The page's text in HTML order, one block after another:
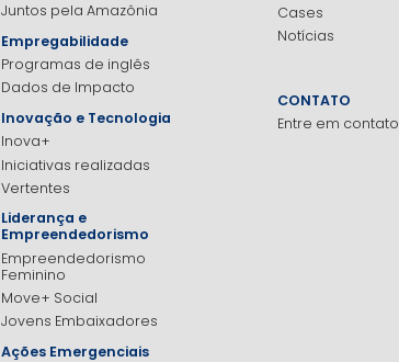
Juntos pela Amazônia
Empregabilidade
Programas de inglês
Dados de Impacto
Inovação e Tecnologia
Inova+
Iniciativas realizadas
Vertentes
Liderança e
Empreendedorismo
Empreendedorismo
Feminino
Move+ Social
Jovens Embaixadores
Ações Emergenciais
Cases
Notícias
CONTATO
Entre em contato